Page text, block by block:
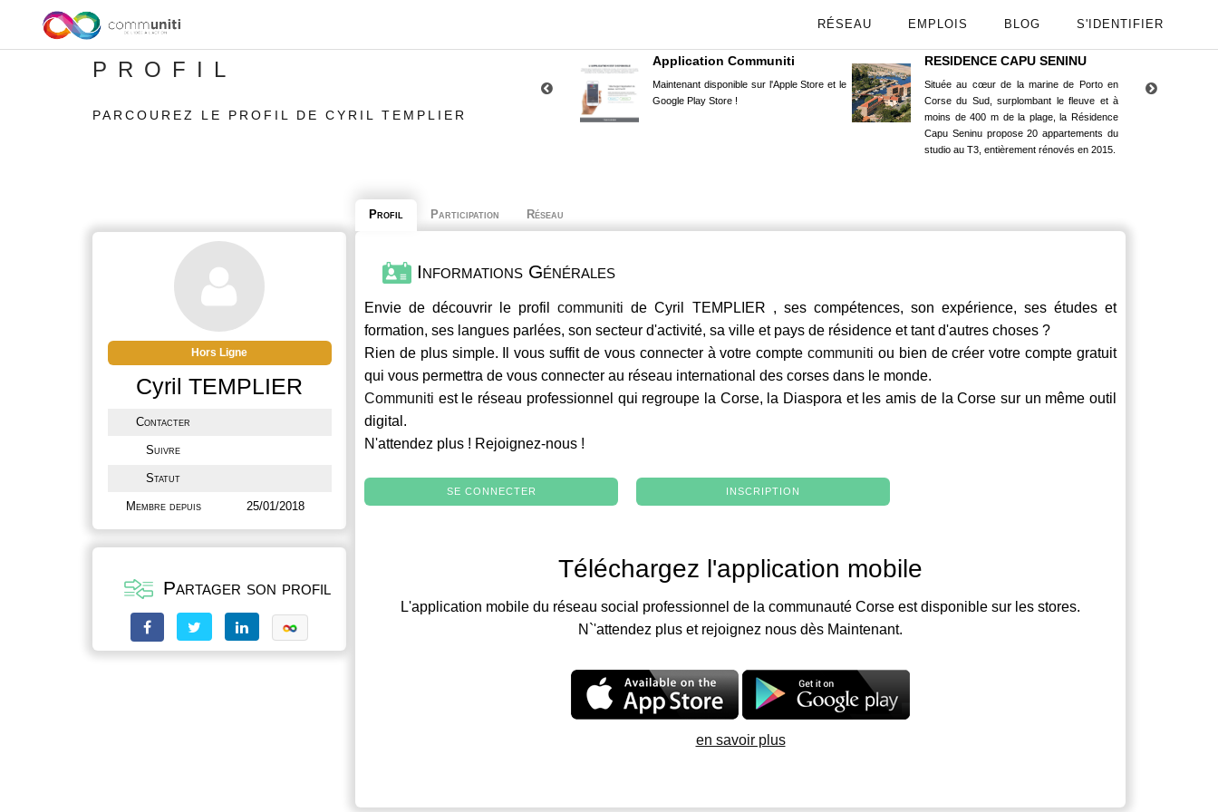
RÉSEAU EMPLOIS BLOG S'IDENTIFIER
PROFIL
PARCOUREZ LE PROFIL DE CYRIL TEMPLIER
Application Communiti
Maintenant disponible sur l'Apple Store et le
Google Play Store !
RESIDENCE CAPU SENINU
Située au cœur de la marine de Porto en
Corse du Sud, surplombant le fleuve et à
moins de 400 m de la plage, la Résidence
Capu Seninu propose 20 appartements du
studio au T3, entièrement rénovés en 2015.
Hors Ligne
Cyril TEMPLIER
Contacter
Suivre
Statut
Membre depuis 25/01/2018
Partager son profil
Profil Participation Réseau
Informations Générales
Envie de découvrir le profilcommuniti de Cyril TEMPLIER , ses compétences, son expérience, ses études et
formation, ses langues parlées, son secteur d'activité, sa ville et pays de résidence et tant d'autres choses ?
Rien de plus simple. Il vous suffit de vous connecter à votre comptecommuniti ou bien de créer votre compte gratuit
qui vous permettra de vous connecter au réseau international des corses dans le monde.
Communiti est le réseau professionnel qui regroupe la Corse, la Diaspora et les amis de la Corse sur un même outil
digital.
N'attendez plus ! Rejoignez-nous !
SE CONNECTER INSCRIPTION
Téléchargez l'application mobile
L'application mobile du réseau social professionnel de la communauté Corse est disponible sur les stores.
N`'attendez plus et rejoignez nous dès Maintenant.
en savoir plus